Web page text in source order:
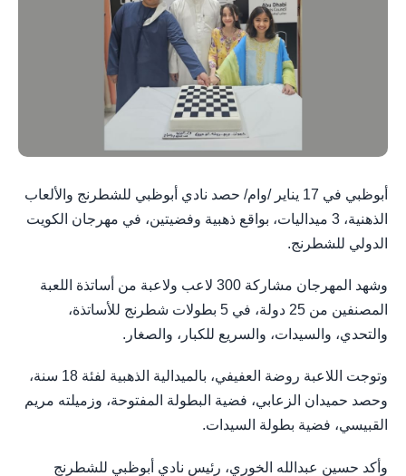
أبوظبي في 17 يناير /وام/ حصد نادي أبوظبي للشطرنج والألعاب
الذهنية، 3 ميداليات، بواقع ذهبية وفضيتين، في مهرجان الكويت
الدولي للشطرنج.
وشهد المهرجان مشاركة 300 لاعب ولاعبة من أساتذة اللعبة
المصنفين من 25 دولة، في 5 بطولات شطرنج للأساتذة،
والتحدي، والسيدات، والسريع للكبار، والصغار.
وتوجت اللاعبة روضة العفيفي، بالميدالية الذهبية لفئة 18 سنة،
وحصد حميدان الزعابي، فضية البطولة المفتوحة، وزميلته مريم
القبيسي، فضية بطولة السيدات.
وأكد حسين عبدالله الخوري، رئيس نادي أبوظبي للشطرنج